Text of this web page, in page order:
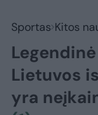
Sportas Kitos
Lietuvos
yra